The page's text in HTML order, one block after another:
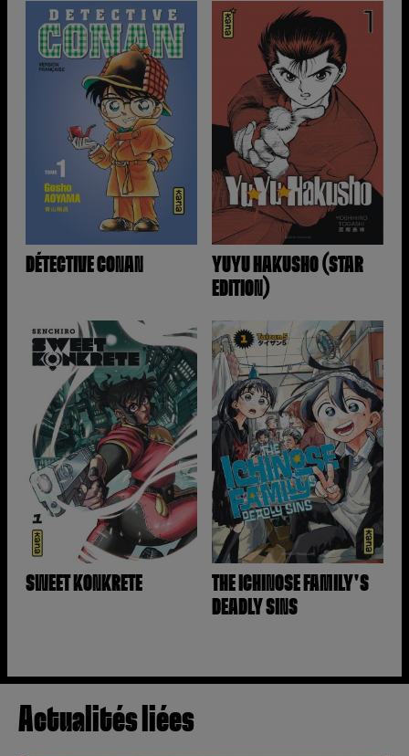
DÉTECTIVE CONAN
YUYU HAKUSHO (STAR
EDITION)
SWEET KONKRETE
THE ICHINOSE FAMILY'S
DEADLY SINS
Actualités liées